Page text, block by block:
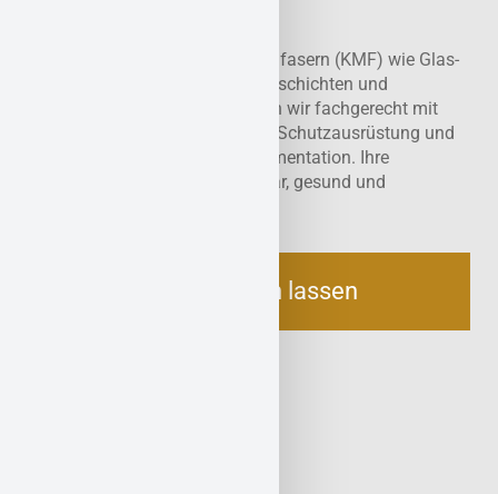
Wir entfernen künstliche Mineralfasern (KMF) wie Glas-
und Steinwolle aus alten Dämmschichten und
Isolierungen. In Adenau sanieren wir fachgerecht mit
Unterdrucktechnik, persönlicher Schutzausrüstung und
vollständiger Entsorgungsdokumentation. Ihre
Immobilie wird so wieder nutzbar, gesund und
Jetzt beraten lassen